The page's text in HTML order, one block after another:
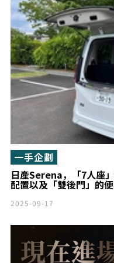
日產Serena，「7人座
配置以及「雙後門」的
一手企劃
2025-09-17